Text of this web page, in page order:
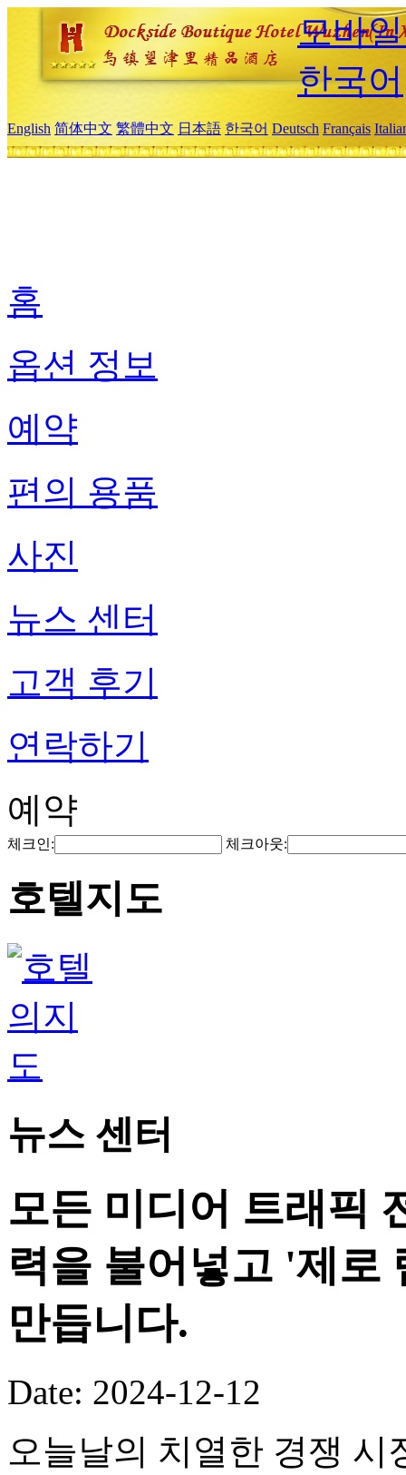
모바
한국어
English 简体中文 繁體中文 日本語 한국어 Deutsch Français
홈
옵션 정보
예약
편의 용품
사진
뉴스 센터
고객 후기
연락하기
예약
체크인: 체크아웃:
호텔지도
뉴스 센터
모든 미디어 트래픽
력을 불어넣고 '제로
만듭니다.
Date: 2024-12-12
오늘날의 치열한 경쟁